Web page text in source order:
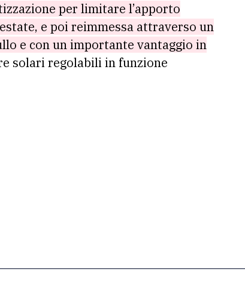
per limitare l’apporto
e poi reimmessa attraverso un
e con un importante vantaggio in
solari regolabili in funzione